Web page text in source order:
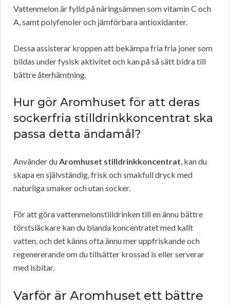
Vattenmelon är fylld på näringsämnen som vitamin C och
A, samt polyfenoler och jämförbara antioxidanter.
Dessa assisterar kroppen att bekämpa fria fria joner som
bildas under fysisk aktivitet och kan på så sätt bidra till
bättre återhämtning.
Hur gör Aromhuset för att deras
sockerfria stilldrinkkoncentrat ska
passa detta ändamål?
Använder duAromhuset stilldrinkkoncentrat, kan du
skapa en självständig, frisk och smakfull dryck med
naturliga smaker och utan socker.
För att göra vattenmelonstilldrinken till en ännu bättre
törstsläckare kan du blanda koncentratet med kallt
vatten, och det känns ofta ännu mer uppfriskande och
regenererande om du tillsätter krossad is eller serverar
med isbitar.
Varför är Aromhuset ett bättre